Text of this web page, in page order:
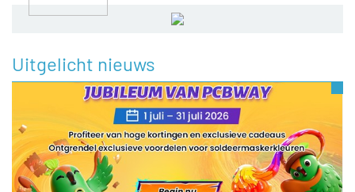
Uitgelicht nieuws